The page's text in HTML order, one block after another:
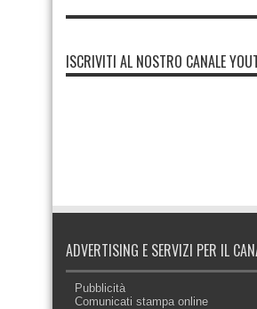
ISCRIVITI AL NOSTRO CANALE
ADVERTISING E SERVIZI PER IL
Pubblicità
Comunicati stampa online